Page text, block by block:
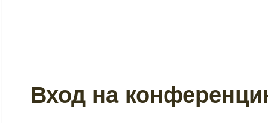
Вход на